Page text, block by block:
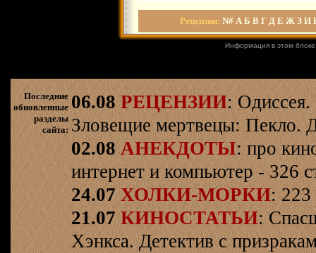
Рецензии: N# А Б В Г Д Е Ж З И
Информация в этом
Последние
обновленные
разделы
сайта:
06.08 РЕЦЕНЗИИ:
Зловещие мертвецы: Пекло.
02.08 АНЕКДОТЫ: про
интернет и компьютер - 326
24.07 ХОЛКИ-МОРКИ: 223
21.07 КИНОСТАТЬИ:
Хэнкса. Детектив с